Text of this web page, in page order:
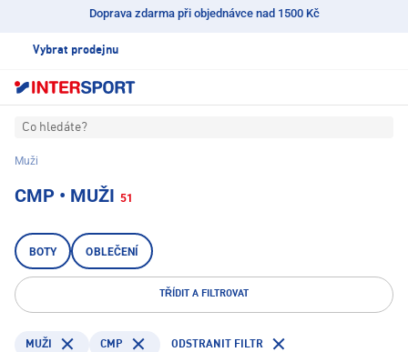
Doprava zdarma při objednávce nad 1500 Kč
Vybrat prodejnu
Co hledáte?
Muži
CMP • MUŽI 51
BOTY OBLEČENÍ
TŘÍDIT A FILTROVAT
MUŽI CMP ODSTRANIT FILTR